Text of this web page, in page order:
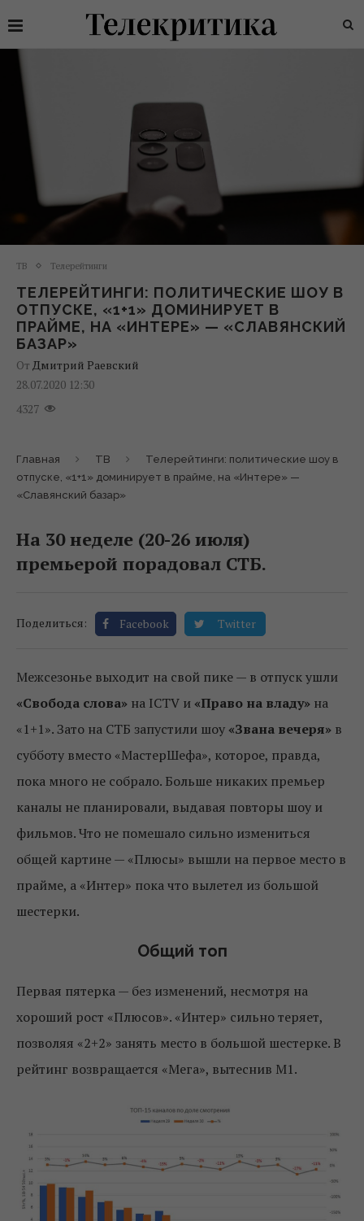
ТВ Телерейтинги
ТЕЛЕРЕЙТИНГИ: ПОЛИТИЧЕСКИЕ ШОУ В
ОТПУСКЕ, «1+1» ДОМИНИРУЕТ В
ПРАЙМЕ, НА «ИНТЕРЕ» — «СЛАВЯНСКИЙ
БАЗАР»
От Дмитрий Раевский
28.07.2020 12:30
4327
Главная ТВ
Телерейтинги: политические шоу в
отпуске, «1+1» доминирует в прайме, на «Интере» —
«Славянский базар»
На 30 неделе (20-26 июля)
премьерой порадовал СТБ.
Поделиться: Facebook Twitter
Межсезонье выходит на свой пике — в отпуск ушли
«Свобода слова» на ICTV и «Право на владу» на
«1+1». Зато на СТБ запустили шоу «Звана вечеря» в
субботу вместо «МастерШефа», которое, правда,
пока много не собрало. Больше никаких премьер
каналы не планировали, выдавая повторы шоу и
фильмов. Что не помешало сильно измениться
общей картине — «Плюсы» вышли на первое место в
прайме, а «Интер» пока что вылетел из большой
шестерки.
Общий топ
Первая пятерка — без изменений, несмотря на
хороший рост «Плюсов». «Интер» сильно теряет,
позволяя «2+2» занять место в большой шестерке. В
рейтинг возвращается «Мега», вытеснив М1.